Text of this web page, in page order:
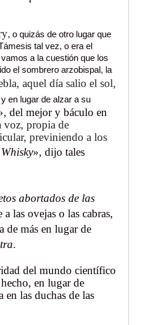
, o quizás de otro lugar que
tal vez, o era el
a la cuestión que los
el sombrero arzobispal, la
aquel día salio el sol,
en lugar de alzar a su
del mejor y báculo en
voz, propia de
previniendo a los
», dijo tales
abortados de las
las ovejas o las cabras,
de más en lugar de
.
del mundo científico
en lugar de
en las duchas de las